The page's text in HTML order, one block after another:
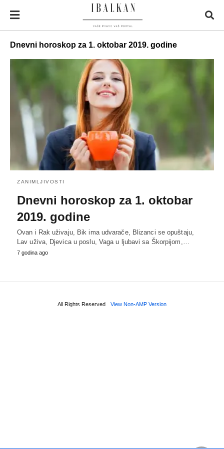
Dnevni horoskop za 1. oktobar 2019. godine
ZANIMLJIVOSTI
Dnevni horoskop za 1. oktobar
2019. godine
Ovan i Rak uživaju, Bik ima udvarače, Blizanci se opuštaju,
Lav uživa, Djevica u poslu, Vaga u ljubavi sa Škorpijom,…
7 godina ago
All Rights Reserved View Non-AMP Version